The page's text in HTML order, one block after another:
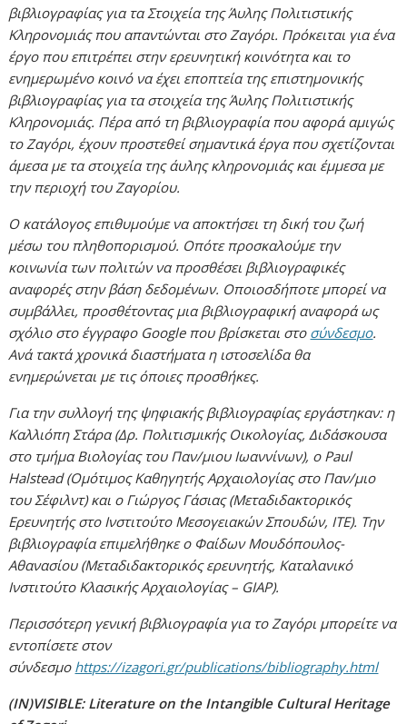
βιβλιογραφίας για τα Στοιχεία της Άυλης Πολιτιστικής
Κληρονομιάς που απαντώνται στο Ζαγόρι. Πρόκειται για ένα
έργο που επιτρέπει στην ερευνητική κοινότητα και το
ενημερωμένο κοινό να έχει εποπτεία της επιστημονικής
βιβλιογραφίας για τα στοιχεία της Άυλης Πολιτιστικής
Κληρονομιάς. Πέρα από τη βιβλιογραφία που αφορά αμιγώς
το Ζαγόρι, έχουν προστεθεί σημαντικά έργα που σχετίζονται
άμεσα με τα στοιχεία της άυλης κληρονομιάς και έμμεσα με
την περιοχή του Ζαγορίου.
Ο κατάλογος επιθυμούμε να αποκτήσει τη δική του ζωή
μέσω του πληθοπορισμού. Οπότε προσκαλούμε την
κοινωνία των πολιτών να προσθέσει βιβλιογραφικές
αναφορές στην βάση δεδομένων. Οποιοσδήποτε μπορεί να
συμβάλλει, προσθέτοντας μια βιβλιογραφική αναφορά ως
σχόλιο στο έγγραφο Google που βρίσκεται στο σύνδεσμο.
Ανά τακτά χρονικά διαστήματα η ιστοσελίδα θα
ενημερώνεται με τις όποιες προσθήκες.
Για την συλλογή της ψηφιακής βιβλιογραφίας εργάστηκαν: η
Καλλιόπη Στάρα (Δρ. Πολιτισμικής Οικολογίας, Διδάσκουσα
στο τμήμα Βιολογίας του Παν/μιου Ιωαννίνων), ο Paul
Halstead (Ομότιμος Καθηγητής Αρχαιολογίας στο Παν/μιο
του Σέφιλντ) και ο Γιώργος Γάσιας (Μεταδιδακτορικός
Ερευνητής στο Ινστιτούτο Μεσογειακών Σπουδών, ΙΤΕ). Την
βιβλιογραφία επιμελήθηκε ο Φαίδων Μουδόπουλος-
Αθανασίου (Μεταδιδακτορικός ερευνητής, Καταλανικό
Ινστιτούτο Κλασικής Αρχαιολογίας – GIAP).
Περισσότερη γενική βιβλιογραφία για το Ζαγόρι μπορείτε να
εντοπίσετε στον
σύνδεσμο https://izagori.gr/publications/bibliography.html
(IN)VISIBLE: Literature on the Intangible Cultural Heritage